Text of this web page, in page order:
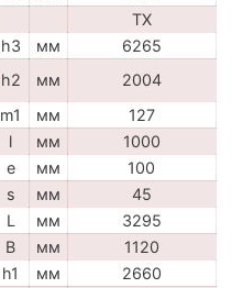
TX
h3 мм
6265
h2 мм
2004
m1 мм
127
l мм
1000
e мм
100
s мм
45
L мм
3295
B мм
1120
h1 мм
2660